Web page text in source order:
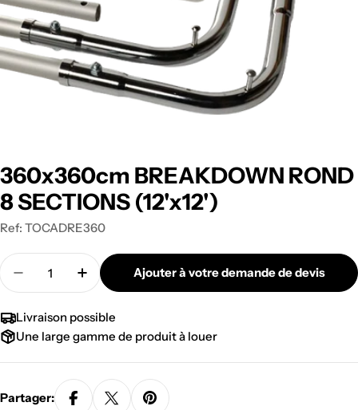
360x360cm BREAKDOWN ROND
8 SECTIONS (12'x12')
Ref: TOCADRE360
Quantité
Diminuer la quantité pour 360x360cm
Augmenter la quantité pour 360x360cm
Ajouter à votre demande de devis
Livraison possible
Une large gamme de produit à louer
Partager: